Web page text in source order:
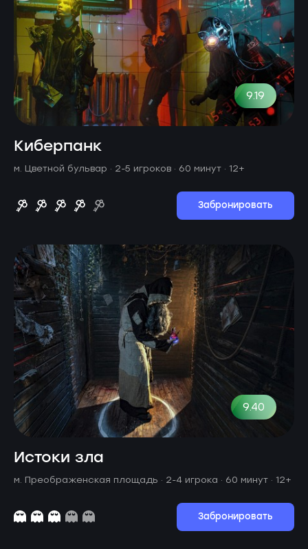
9.19
Киберпанк
м. Цветной бульвар · 2-5 игроков · 60 минут · 12+
Забронировать
9.40
Истоки зла
м. Преображенская площадь · 2-4 игрока · 60 минут · 12+
Забронировать